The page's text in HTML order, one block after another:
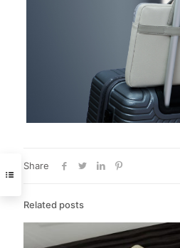
Share
Related posts